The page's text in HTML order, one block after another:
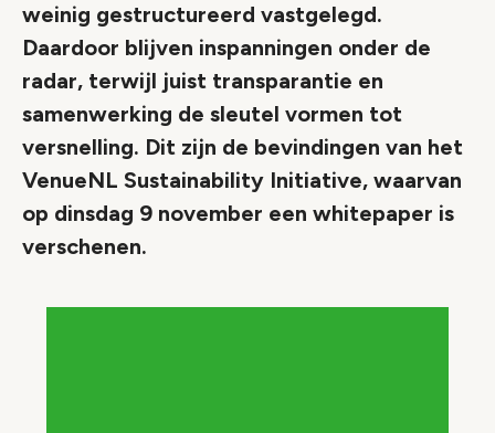
weinig gestructureerd vastgelegd.
Daardoor blijven inspanningen onder de
radar, terwijl juist transparantie en
samenwerking de sleutel vormen tot
versnelling. Dit zijn de bevindingen van het
VenueNL Sustainability Initiative, waarvan
op dinsdag 9 november een whitepaper is
verschenen.